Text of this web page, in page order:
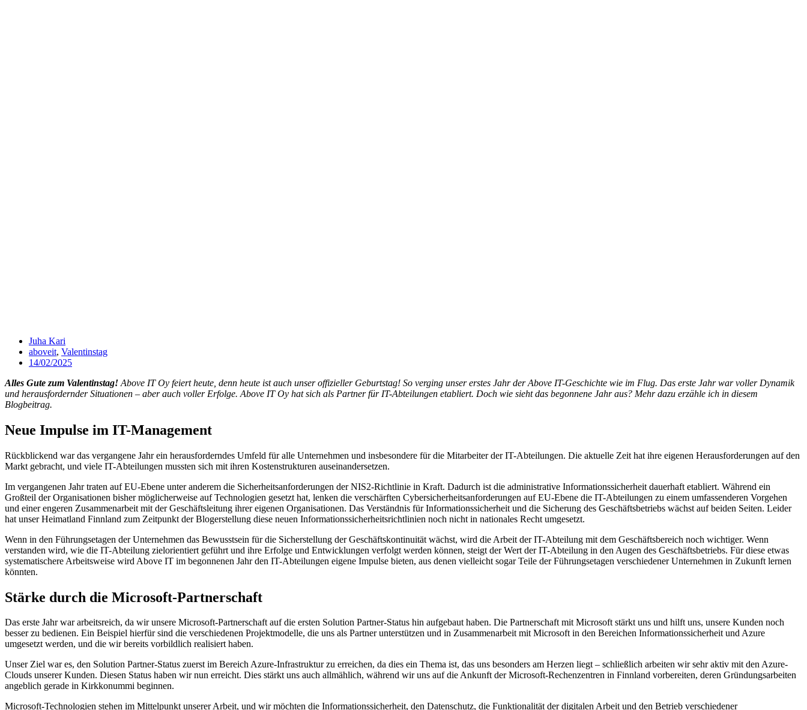
Juha Kari
aboveit, Valentinstag
14/02/2025
Alles Gute zum Valentinstag! Above IT Oy feiert heute, denn heute ist auch unser offizieller Geburtstag! So verging unser erstes Jahr der Above IT-Geschichte wie im Flug. Das erste Jahr war voller Dynamik
und herausfordernder Situationen – aber auch voller Erfolge. Above IT Oy hat sich als Partner für IT-Abteilungen etabliert. Doch wie sieht das begonnene Jahr aus? Mehr dazu erzähle ich in diesem
Blogbeitrag.
Neue Impulse im IT-Management
Rückblickend war das vergangene Jahr ein herausforderndes Umfeld für alle Unternehmen und insbesondere für die Mitarbeiter der IT-Abteilungen. Die aktuelle Zeit hat ihre eigenen Herausforderungen auf den
Markt gebracht, und viele IT-Abteilungen mussten sich mit ihren Kostenstrukturen auseinandersetzen.
Im vergangenen Jahr traten auf EU-Ebene unter anderem die Sicherheitsanforderungen der NIS2-Richtlinie in Kraft. Dadurch ist die administrative Informationssicherheit dauerhaft etabliert. Während ein
Großteil der Organisationen bisher möglicherweise auf Technologien gesetzt hat, lenken die verschärften Cybersicherheitsanforderungen auf EU-Ebene die IT-Abteilungen zu einem umfassenderen Vorgehen
und einer engeren Zusammenarbeit mit der Geschäftsleitung ihrer eigenen Organisationen. Das Verständnis für Informationssicherheit und die Sicherung des Geschäftsbetriebs wächst auf beiden Seiten. Leider
hat unser Heimatland Finnland zum Zeitpunkt der Blogerstellung diese neuen Informationssicherheitsrichtlinien noch nicht in nationales Recht umgesetzt.
Wenn in den Führungsetagen der Unternehmen das Bewusstsein für die Sicherstellung der Geschäftskontinuität wächst, wird die Arbeit der IT-Abteilung mit dem Geschäftsbereich noch wichtiger. Wenn
verstanden wird, wie die IT-Abteilung zielorientiert geführt und ihre Erfolge und Entwicklungen verfolgt werden können, steigt der Wert der IT-Abteilung in den Augen des Geschäftsbetriebs. Für diese etwas
systematischere Arbeitsweise wird Above IT im begonnenen Jahr den IT-Abteilungen eigene Impulse bieten, aus denen vielleicht sogar Teile der Führungsetagen verschiedener Unternehmen in Zukunft lernen
könnten.
Stärke durch die Microsoft-Partnerschaft
Das erste Jahr war arbeitsreich, da wir unsere Microsoft-Partnerschaft auf die ersten Solution Partner-Status hin aufgebaut haben. Die Partnerschaft mit Microsoft stärkt uns und hilft uns, unsere Kunden noch
besser zu bedienen. Ein Beispiel hierfür sind die verschiedenen Projektmodelle, die uns als Partner unterstützen und in Zusammenarbeit mit Microsoft in den Bereichen Informationssicherheit und Azure
umgesetzt werden, und die wir bereits vorbildlich realisiert haben.
Unser Ziel war es, den Solution Partner-Status zuerst im Bereich Azure-Infrastruktur zu erreichen, da dies ein Thema ist, das uns besonders am Herzen liegt – schließlich arbeiten wir sehr aktiv mit den Azure-
Clouds unserer Kunden. Diesen Status haben wir nun erreicht. Dies stärkt uns auch allmählich, während wir uns auf die Ankunft der Microsoft-Rechenzentren in Finnland vorbereiten, deren Gründungsarbeiten
angeblich gerade in Kirkkonummi beginnen.
Microsoft-Technologien stehen im Mittelpunkt unserer Arbeit, und wir möchten die Informationssicherheit, den Datenschutz, die Funktionalität der digitalen Arbeit und den Betrieb verschiedener